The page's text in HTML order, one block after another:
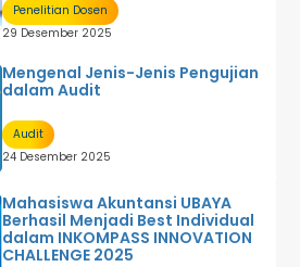
Penelitian Dosen
29 Desember 2025
Mengenal Jenis-Jenis Pengujian
dalam Audit
Audit
24 Desember 2025
Mahasiswa Akuntansi UBAYA
Berhasil Menjadi Best Individual
dalam INKOMPASS INNOVATION
CHALLENGE 2025